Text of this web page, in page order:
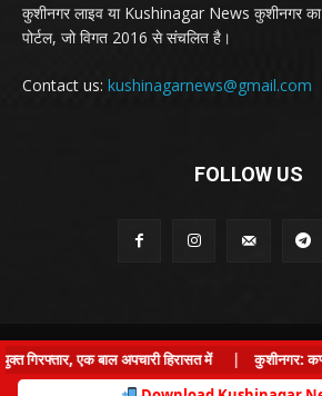
कुशीनगर लाइव या Kushinagar News कुशीनगर
पोर्टल, जो विगत 2016 से संचलित है।
Contact us: kushinagarnews@gmail.com
FOLLOW US
© Kushinagar Live - 2022
एक बाल अपचारी हिरासत में
कुशीनगर: